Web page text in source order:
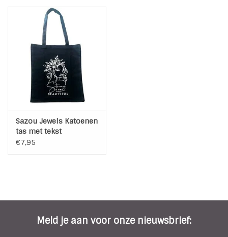
Sazou Jewels Katoenen
tas met tekst
€7,95
Meld je aan voor onze nieuwsbrief: